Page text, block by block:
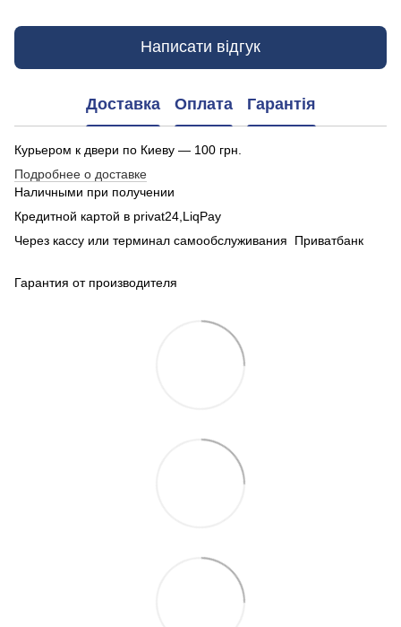
Написати відгук
Доставка Оплата Гарантія
Курьером к двери по Киеву — 100 грн.
Подробнее о доставке
Наличными при получении
Кредитной картой в privat24,LiqPay
Через кассу или терминал самообслуживания Приватбанк
Гарантия от производителя